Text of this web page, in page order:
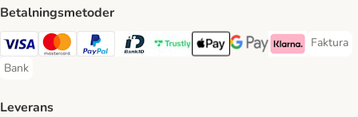
Betalningsmetoder
Visa Payment Method
Mastercard Payment Method
PayPal Payment Method
BankID Payment Method
Trustly Payment Method
Apple Pay Payment Method
Googple Pay Payment
Klarna Payment
Faktura
Faktura
Bank
Bank Payment Method
Leverans